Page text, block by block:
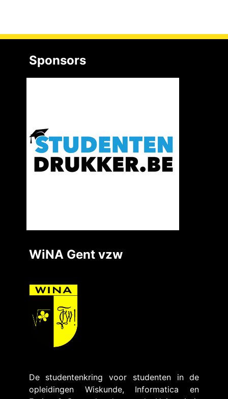
Sponsors
WiNA Gent vzw
De studentenkring voor studenten in de
opleidingen Wiskunde, Informatica en